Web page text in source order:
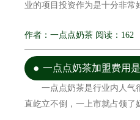
业的项目投资作为是十分非常
作者：一点点奶茶 阅读：162
一点点奶茶加盟费用
一点点奶茶是行业内人气
直屹立不倒，一上市就占领了